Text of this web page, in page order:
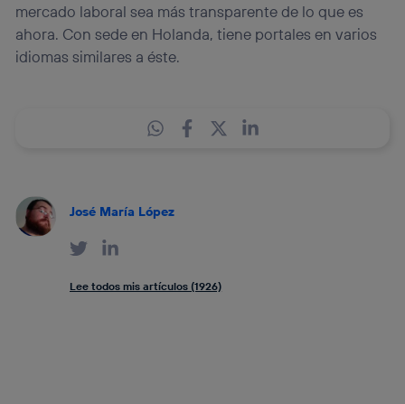
mercado laboral sea más transparente de lo que es
ahora. Con sede en Holanda, tiene portales en varios
idiomas similares a éste.
José María López
Lee todos mis artículos (1926)